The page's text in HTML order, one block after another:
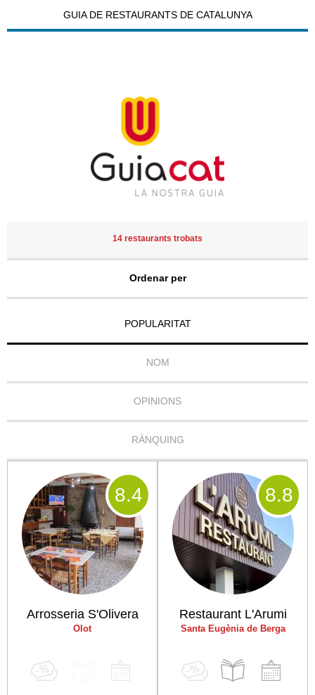
GUIA DE RESTAURANTS DE CATALUNYA
14 restaurants trobats
Ordenar per
POPULARITAT
NOM
OPINIONS
RÀNQUING
Arrosseria S'Olivera
Olot
8.4
Restaurant L'Arumi
Santa Eugènia de Berga
8.8